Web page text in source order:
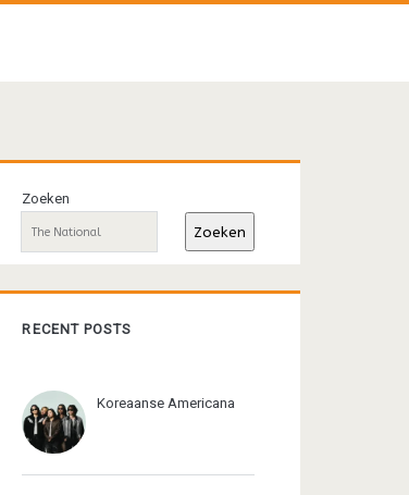
Primaire
sidebar
Zoeken
Zoeken
RECENT POSTS
Koreaanse Americana